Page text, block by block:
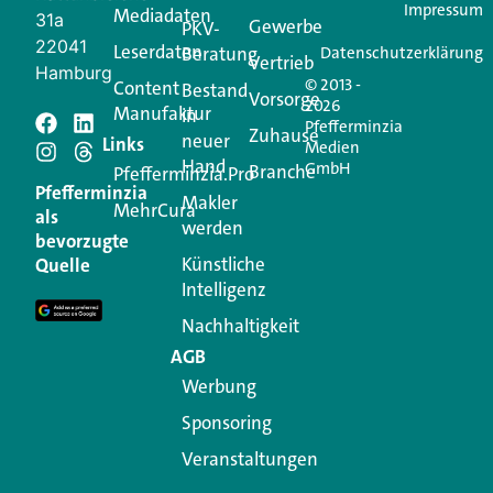
Schreiben Sie einen
Kommentar
Ihre E-Mail-Adresse wird nicht veröffentlicht.
Erforderliche Felder sind mit
Kommentar
31a
22041
Hamburg
Pfefferminzia
als
bevorzugte
Quelle
Mediadaten
Leserdaten
Content
Manufaktur
Links
Pfefferminzia.Pro
MehrCura
PKV-
Beratung
Bestand
in
neuer
Hand
Makler
werden
Künstliche
Intelligenz
Nachhaltigkeit
AGB
Werbung
Sponsoring
Veranstaltungen
Gewerbe
Vertrieb
Vorsorge
Zuhause
Branche
© 2013 -
2026
Pfefferminzia
Medien
GmbH
Impressum
Datenschutzerklärung